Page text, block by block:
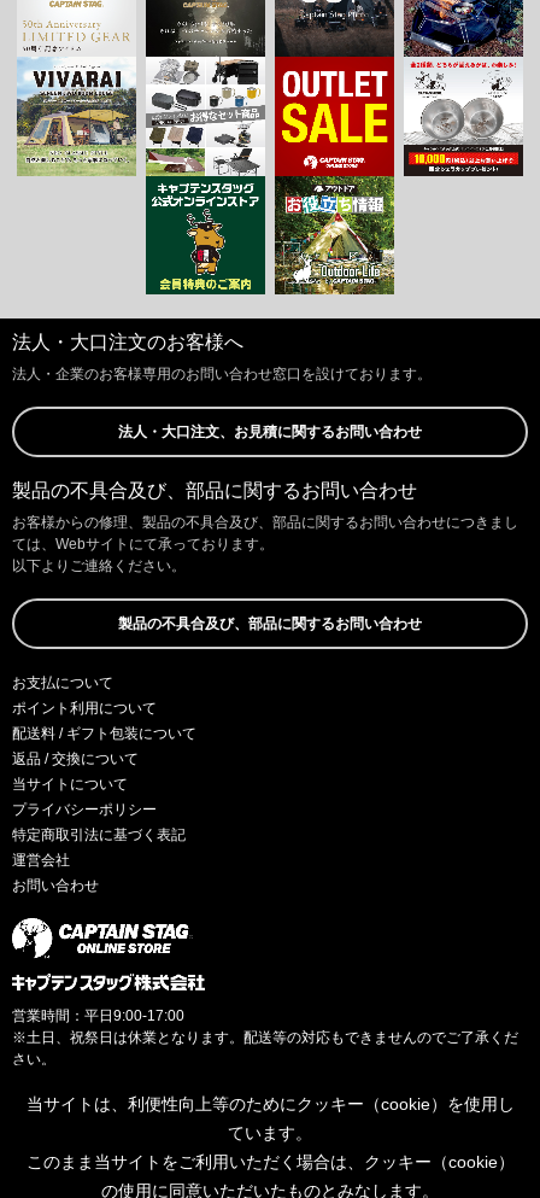
法人・大口注文のお客様へ
法人・企業のお客様専用のお問い合わせ窓口を設けております。
法人・大口注文、お見積に関するお問い合わせ
製品の不具合及び、部品に関するお問い合わせ
お客様からの修理、製品の不具合及び、部品に関するお問い合わせにつきまし
ては、Webサイトにて承っております。
以下よりご連絡ください。
製品の不具合及び、部品に関するお問い合わせ
お支払について
ポイント利用について
配送料 / ギフト包装について
返品 / 交換について
当サイトについて
プライバシーポリシー
特定商取引法に基づく表記
運営会社
お問い合わせ
営業時間：平日9:00-17:00
※土日、祝祭日は休業となります。配送等の対応もできませんのでご了承くだ
さい。
© CAPTAINSTAG Co.Ltd.
当サイトは、利便性向上等のためにクッキー（cookie）を使用し
ています。
このまま当サイトをご利用いただく場合は、クッキー（cookie）
の使用に同意いただいたものとみなします。